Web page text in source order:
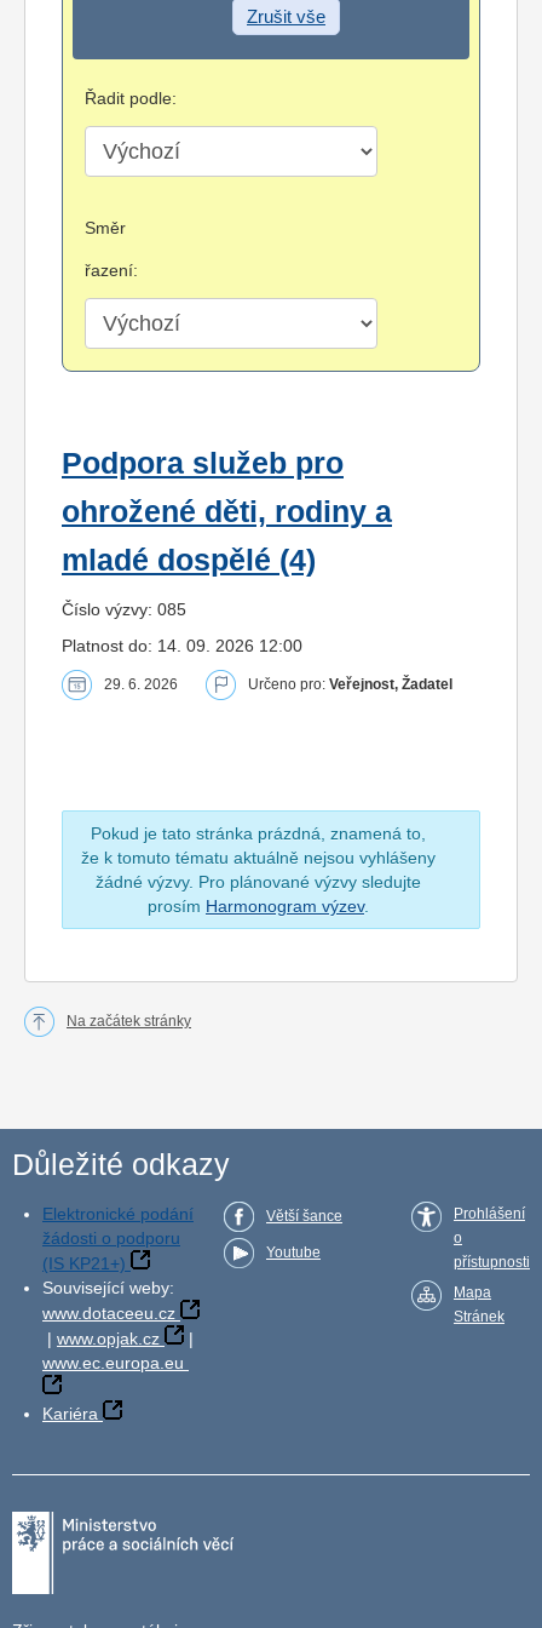
Zrušit vše
Řadit podle:
Směr
řazení:
Podpora služeb pro
ohrožené děti, rodiny a
mladé dospělé (4)
Číslo výzvy: 085
Platnost do: 14. 09. 2026 12:00
29. 6. 2026 Určeno pro: Veřejnost, Žadatel
Pokud je tato stránka prázdná, znamená to,
že k tomuto tématu aktuálně nejsou vyhlášeny
žádné výzvy. Pro plánované výzvy sledujte
prosím Harmonogram výzev.
Na začátek stránky
Důležité odkazy
Elektronické podání
žádosti o podporu
(IS KP21+)
Související weby:
www.dotaceeu.cz
| www.opjak.cz
|
www.ec.europa.eu
Kariéra
Větší šance
Youtube
Prohlášení
o
přístupnosti
Mapa
Stránek